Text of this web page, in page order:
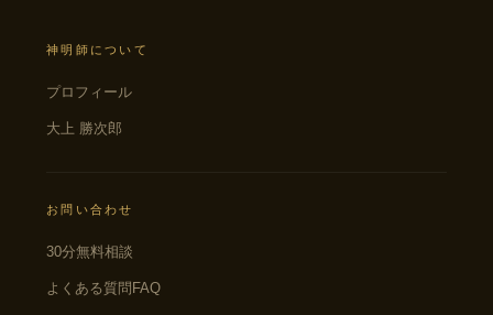
神明師について
プロフィール
大上 勝次郎
お問い合わせ
30分無料相談
よくある質問FAQ